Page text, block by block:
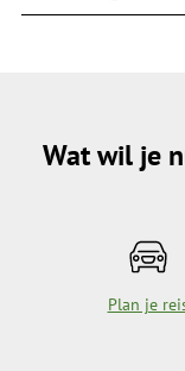
Wat wil je
Plan je